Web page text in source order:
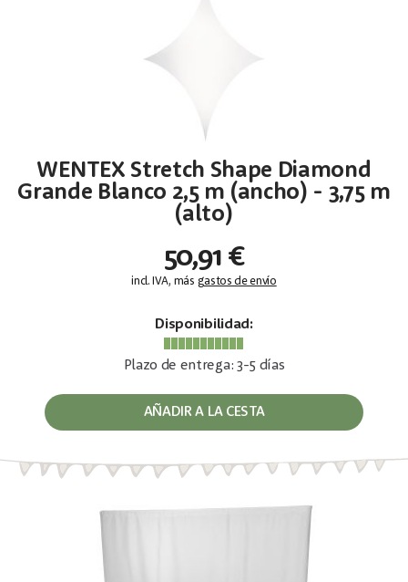
WENTEX Stretch Shape Diamond
Grande Blanco 2,5 m (ancho) - 3,75 m
(alto)
50,91 €
incl. IVA, más gastos de envío
Disponibilidad:
Plazo de entrega: 3-5 días
AÑADIR A LA CESTA